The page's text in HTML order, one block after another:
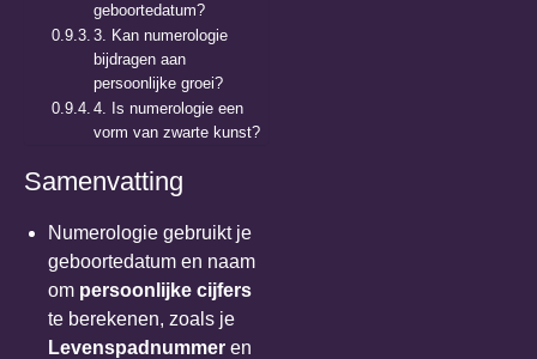
geboortedatum?
3. Kan numerologie
bijdragen aan
persoonlijke groei?
4. Is numerologie een
vorm van zwarte kunst?
Samenvatting
Numerologie gebruikt je
geboortedatum en naam
om persoonlijke cijfers
te berekenen, zoals je
Levenspadnummer en